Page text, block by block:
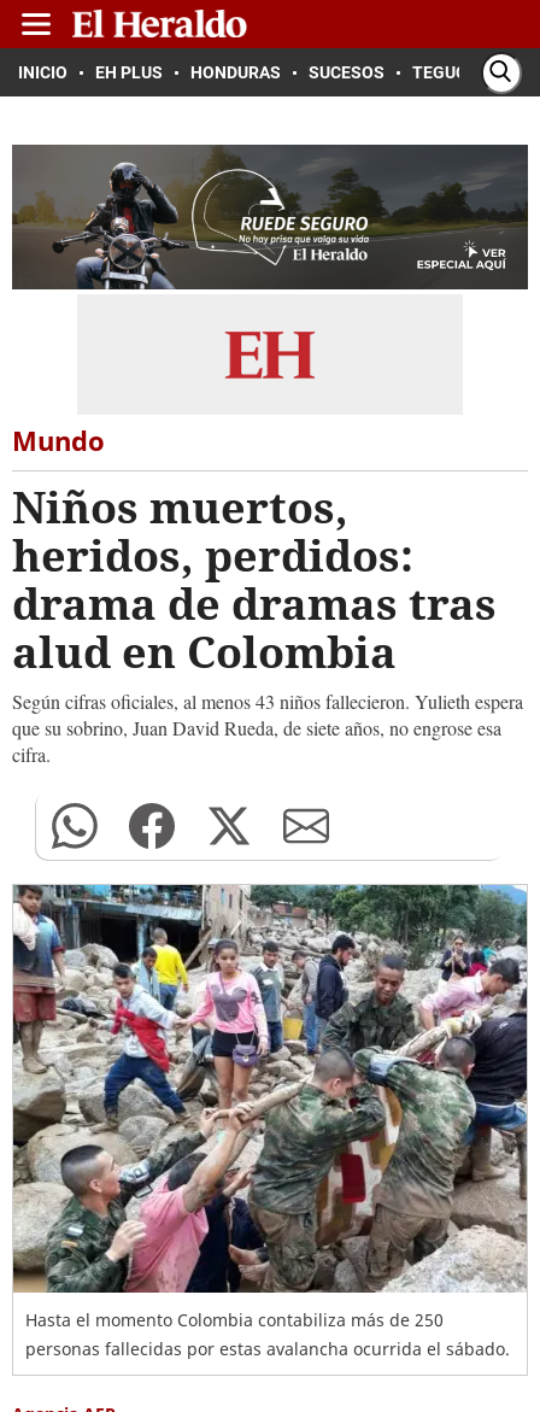
INICIO EH PLUS HONDURAS SUCESOS TEGUCIGALPA
Mundo
Niños muertos,
heridos, perdidos:
drama de dramas tras
alud en Colombia
Según cifras oficiales, al menos 43 niños fallecieron. Yulieth espera
que su sobrino, Juan David Rueda, de siete años, no engrose esa
cifra.
Hasta el momento Colombia contabiliza más de 250
personas fallecidas por estas avalancha ocurrida el sábado.